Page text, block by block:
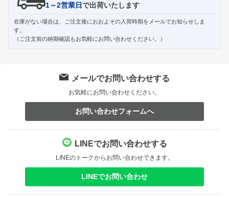
1～2営業日で出荷いたします
在庫がない場合は、ご注文後におおよその入荷時期をメールでお知らせしま
す。
（ご注文前の納期確認もお気軽にお問い合わせください。）
メールでお問い合わせする
お気軽にお問い合わせください。
お問い合わせフォームへ
LINEでお問い合わせする
LINEのトークからお問い合わせできます。
LINEでお問い合わせ